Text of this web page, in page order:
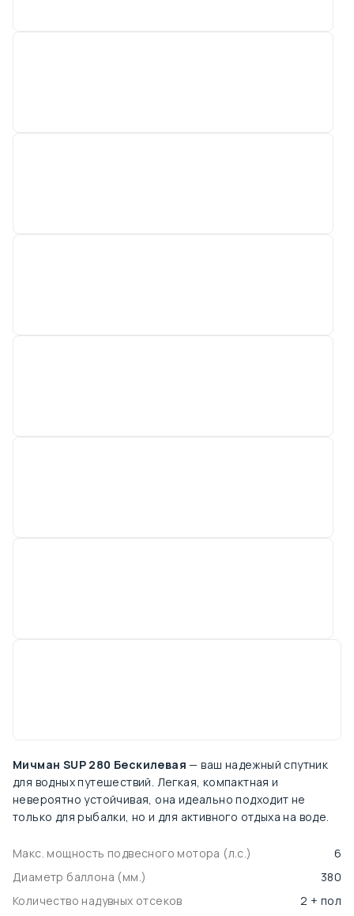
Мичман SUP 280 Бескилевая — ваш надежный спутник
для водных путешествий. Легкая, компактная и
невероятно устойчивая, она идеально подходит не
только для рыбалки, но и для активного отдыха на воде.
Макс. мощность подвесного мотора (л.с.)
6
Диаметр баллона (мм.)
380
Количество надувных отсеков
2 + пол